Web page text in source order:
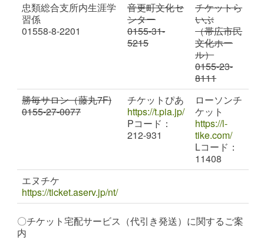
忠類総合支所内生涯学
習係
01558-8-2201
音更町文化セ
ンター
0155-31-
5215
チケットら
いぶ
（帯広市民
文化ホー
ル）
0155-23-
8111
勝毎サロン（藤丸7F)
0155-27-0077
チケットぴあ
https://t.pia.jp/
Pコード：
212-931
ローソンチ
ケット
https://l-
tike.com/
Lコード：
11408
エヌチケ
https://ticket.aserv.jp/nt/
〇チケット宅配サービス（代引き発送）に関するご案
内